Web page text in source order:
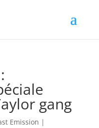
gang
Emission |